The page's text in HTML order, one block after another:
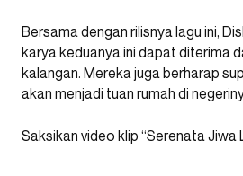
Bersama dengan rilisnya lagu ini,
karya keduanya ini dapat diterima
kalangan. Mereka juga berharap
akan menjadi tuan rumah di
Saksikan video klip “Serenata Jiwa